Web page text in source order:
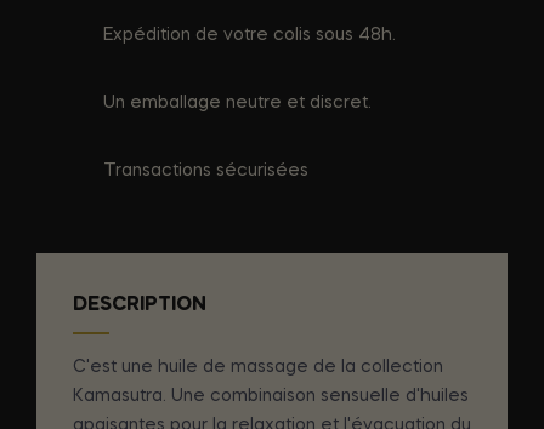
Expédition de votre colis sous 48h.
Un emballage neutre et discret.
Transactions sécurisées
DESCRIPTION
C'est une huile de massage de la collection
Kamasutra. Une combinaison sensuelle d'huiles
apaisantes pour la relaxation et l'évacuation du